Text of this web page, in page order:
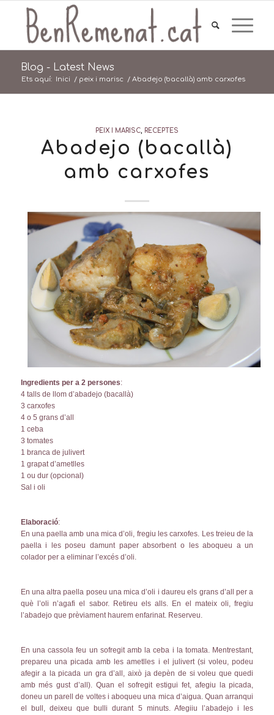
Blog - Latest News
Ets aquí: Inici / peix i marisc / Abadejo (bacallà) amb carxofes
PEIX I MARISC, RECEPTES
Abadejo (bacallà)
amb carxofes
Ingredients per a 2 persones:
4 talls de llom d’abadejo (bacallà)
3 carxofes
4 o 5 grans d’all
1 ceba
3 tomates
1 branca de julivert
1 grapat d’ametlles
1 ou dur (opcional)
Sal i oli
Elaboració:
En una paella amb una mica d’oli, fregiu les carxofes. Les treieu de la
paella i les poseu damunt paper absorbent o les aboqueu a un
colador per a eliminar l’excés d’oli.
En una altra paella poseu una mica d’oli i daureu els grans d’all per a
què l’oli n’agafi el sabor. Retireu els alls. En el mateix oli, fregiu
l’abadejo que prèviament haurem enfarinat. Reserveu.
En una cassola feu un sofregit amb la ceba i la tomata. Mentrestant,
prepareu una picada amb les ametlles i el julivert (si voleu, podeu
afegir a la picada un gra d’all, això ja depèn de si voleu que quedi
amb més gust d’all). Quan el sofregit estigui fet, afegiu la picada,
doneu un parell de voltes i aboqueu una mica d’aigua. Quan arranqui
el bull, deixeu que bulli durant 5 minuts. Afegiiu l’abadejo i les